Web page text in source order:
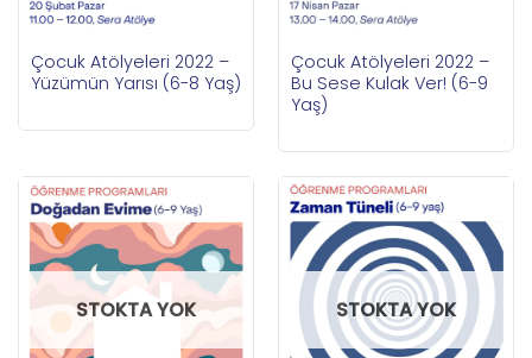
Çocuk Atölyeleri 2022 –
Yüzümün Yarısı (6-8 Yaş)
Çocuk Atölyeleri 2022 –
Bu Sese Kulak Ver! (6-9
Yaş)
STOKTA YOK STOKTA YOK